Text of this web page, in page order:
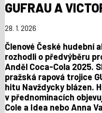
GUFRAU A
28. 1. 2026
Členové České hudební
rozhodli o předvýběru
Anděl Coca-Cola 2025.
pražská rapová trojice
hitu Navždycky blázen.
v přednominacích
Cole a Idea nebo Anna